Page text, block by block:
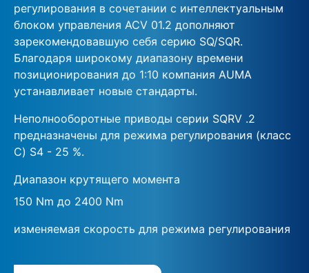
регулирования в сочетании с интеллектуальным
блоком управления ACV 01.2 дополняют
зарекомендовавшую себя серию SQ/SQR.
Благодаря широкому диапазону времени
позиционирования до 1:10 компания AUMA
устанавливает новые стандарты.
Неполнооборотные приводы серии SQRV .2
предназначены для режима регулирования (класс
C) S4 - 25 %.
Диапазон крутящего момента
150 Nm до 2400 Nm
изменяемая скорость для режима регулирования